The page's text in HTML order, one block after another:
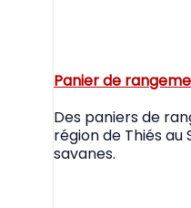
Panier de
Des paniers de
région de Thiés
savanes.